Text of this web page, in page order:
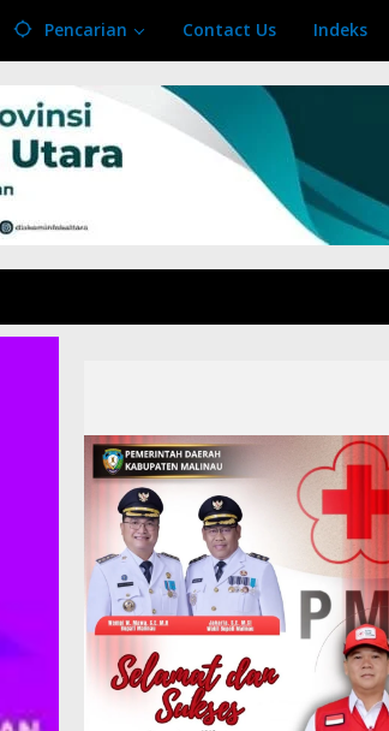
Pencarian Contact Us Indeks